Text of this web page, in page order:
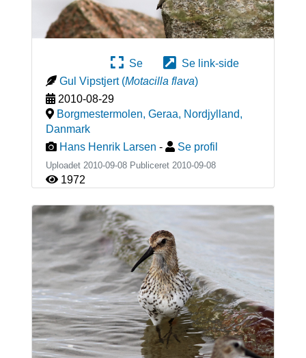
Se
Se link-side
Gul Vipstjert (Motacilla flava)
2010-08-29
Borgmestermolen, Geraa, Nordjylland,
Danmark
Hans Henrik Larsen - Se profil
Uploadet 2010-09-08 Publiceret 2010-09-08
1972